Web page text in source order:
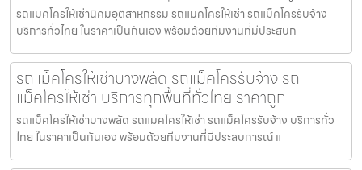
รถแมคโครให้เช่านิคมอุตสาหกรรม รถแมคโครให้เช่า รถแม็คโครรับจ้าง
บริการทั่วไทย ในราคาเป็นกันเอง พร้อมด้วยทีมงานที่มีประสบก
รถแม็คโครให้เช่าบางพลัด รถแม็คโครรับจ้าง รถ
แม็คโครให้เช่า บริการทุกพื้นที่ทั่วไทย ราคาถูก
รถแม็คโครให้เช่าบางพลัด รถแมคโครให้เช่า รถแม็คโครรับจ้าง บริการทั่ว
ไทย ในราคาเป็นกันเอง พร้อมด้วยทีมงานที่มีประสบการณ์ แ